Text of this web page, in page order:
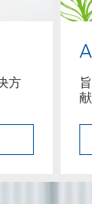
方